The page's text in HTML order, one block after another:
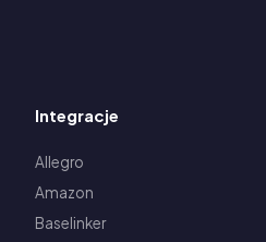
Integracje
Allegro
Amazon
Baselinker